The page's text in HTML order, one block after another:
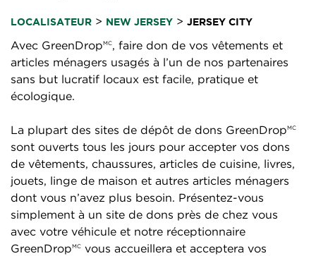
LOCALISATEUR > NEW JERSEY > JERSEY CITY
Avec GreenDropMC, faire don de vos vêtements et
articles ménagers usagés à l’un de nos partenaires
sans but lucratif locaux est facile, pratique et
écologique.
La plupart des sites de dépôt de dons GreenDropMC
sont ouverts tous les jours pour accepter vos dons
de vêtements, chaussures, articles de cuisine, livres,
jouets, linge de maison et autres articles ménagers
dont vous n’avez plus besoin. Présentez-vous
simplement à un site de dons près de chez vous
avec votre véhicule et notre réceptionnaire
GreenDropMC vous accueillera et acceptera vos